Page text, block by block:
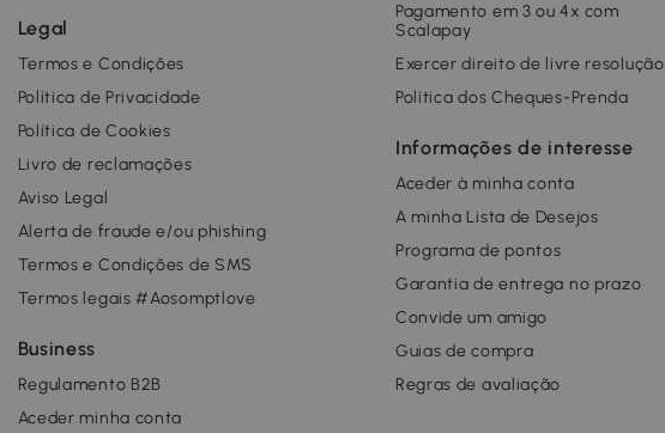
Legal
Termos e Condições
Política de Privacidade
Política de Cookies
Livro de reclamações
Aviso Legal
Alerta de fraude e/ou phishing
Termos e Condições de SMS
Termos legais #Aosomptlove
Business
Regulamento B2B
Aceder minha conta
Pagamento em 3 ou 4x com
Scalapay
Exercer direito de livre resolução
Política dos Cheques-Prenda
Informações de interesse
Aceder à minha conta
A minha Lista de Desejos
Programa de pontos
Garantia de entrega no prazo
Convide um amigo
Guias de compra
Regras de avaliação